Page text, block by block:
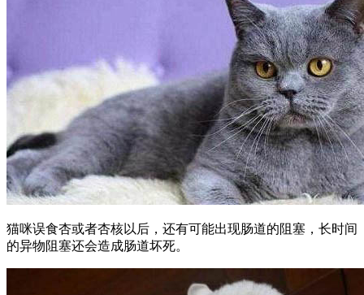
猫咪误食杏或者杏核以后，还有可能出现肠道的阻塞，长时间
的异物阻塞还会造成肠道坏死。